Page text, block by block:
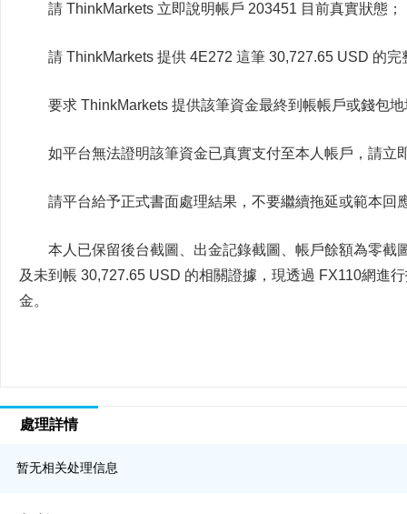
請 ThinkMarkets 立即說明帳戶 203451 目前真實狀態；
請 ThinkMarkets 提供 4E272 這筆 30,727.65 USD 的完
要求 ThinkMarkets 提供該筆資金最終到帳帳戶或錢包
如平台無法證明該筆資金已真實支付至本人帳戶，請立
請平台給予正式書面處理結果，不要繼續拖延或範本回
本人已保留後台截圖、出金記錄截圖、帳戶餘額為零
及未到帳 30,727.65 USD 的相關證據，現透過 FX110網進
金。
處理詳情
暂无相关处理信息